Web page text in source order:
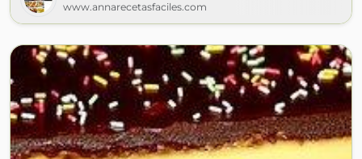
www.annarecetasfaciles.com